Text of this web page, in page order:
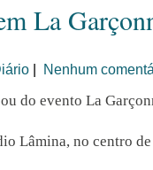
La
Nenhum
do evento La
Lâmina, no centro de